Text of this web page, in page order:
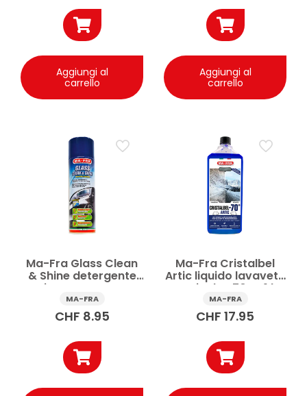
Aggiungi al
carrello
Aggiungi al
carrello
Ma-Fra Glass Clean
& Shine detergente
vetri sgrassante auto
500 ml
MA-FRA
CHF 8.95
Ma-Fra Cristalbel
Artic liquido lavavetri
antigelo -70°C 1 l
MA-FRA
CHF 17.95